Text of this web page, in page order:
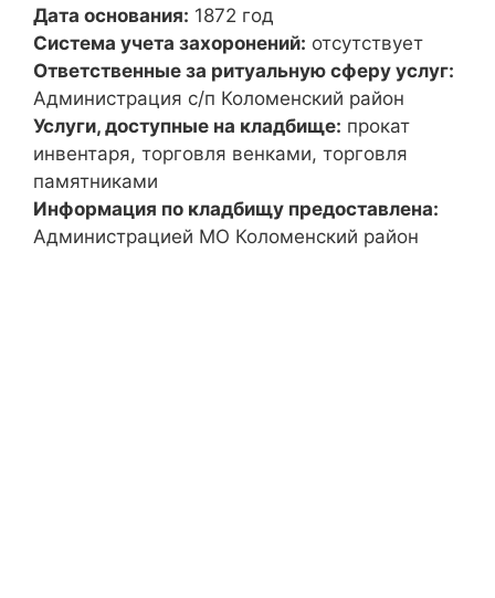
Дата основания: 1872 год
Система учета захоронений: отсутствует
Ответственные за ритуальную сферу услуг:
Администрация с/п Коломенский район
Услуги, доступные на кладбище: прокат
инвентаря, торговля венками, торговля
памятниками
Информация по кладбищу предоставлена:
Администрацией МО Коломенский район